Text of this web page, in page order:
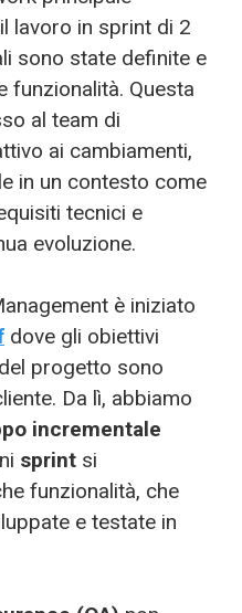
lavoro in sprint di 2
sono state definite e
funzionalità. Questa
al team di
ai cambiamenti,
in un contesto come
tecnici e
evoluzione.
è iniziato
dove gli obiettivi
progetto sono
Da lì, abbiamo
incrementale
sprint si
funzionalità, che
e testate in